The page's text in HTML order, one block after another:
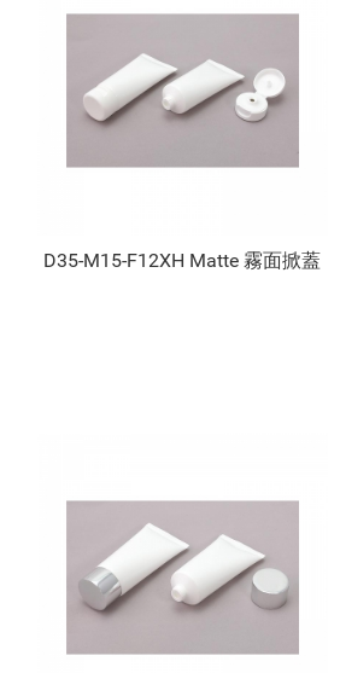
D35-M15-F12XH Matte 霧面掀蓋